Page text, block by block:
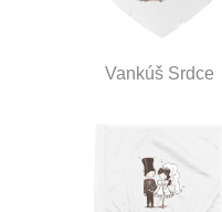
Vankúš Srdce